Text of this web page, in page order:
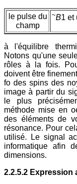
le pulse du
champ
~B1 et
à l'équilibre
Notons qu'une
rôles à la fois.
doivent être
fo des spins des
image à partir du
le plus
méthode mise en
des éléments de
résonance. Pour
utilisé. Le signal
informatique afin
dimensions.
2.2.5.2 Expression